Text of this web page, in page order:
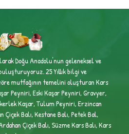
Doğu Anadolu'nun geleneksel ve
25 Yıllık bilgi ve
mutfağının temelini oluşturan Kars
Peyniri, Eski Kaşar Peyniri, Gravyer,
Kaşar, Tulum Peyniri, Erzincan
Çiçek Balı, Kestane Balı, Petek Bal,
Çiçek Balı, Süzme Kars Balı, Kars